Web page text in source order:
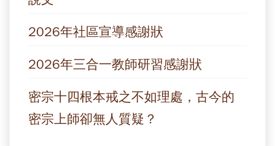
2026年社區宣導感謝狀
2026年三合一教師研習感謝狀
密宗十四根本戒之不如理處，古今的
密宗上師卻無人質疑？